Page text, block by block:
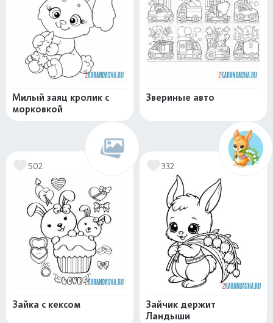
Милый заяц кролик с
морковкой
Звериные авто
502
Зайка с кексом
332
Зайчик держит
Ландыши